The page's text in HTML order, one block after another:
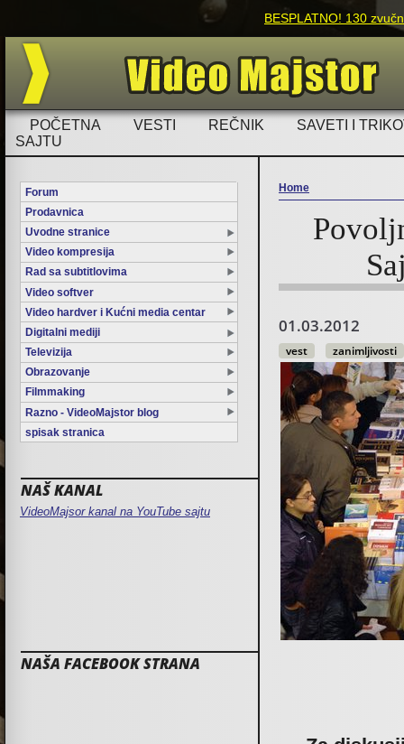
BESPLATNO! 130
POČETNA VESTI REČNIK
SAVETI I
SAJTU
Forum
Prodavnica
Uvodne stranice
Video kompresija
Rad sa subtitlovima
Video softver
Video hardver i Kućni media centar
Digitalni mediji
Televizija
Obrazovanje
Filmmaking
Razno - VideoMajstor blog
spisak stranica
NAŠ KANAL
VideoMajsor kanal na YouTube sajtu
NAŠA FACEBOOK STRANA
You are here
Home
01.03.2012
vest zanimljivosti